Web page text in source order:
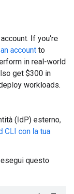
If you're
account to
in real-world
get $300 in
workloads.
(IdP) esterno,
CLI con la tua
questo